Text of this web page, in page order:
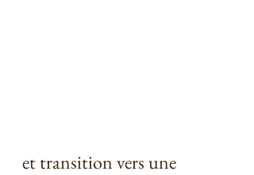
et transition vers une